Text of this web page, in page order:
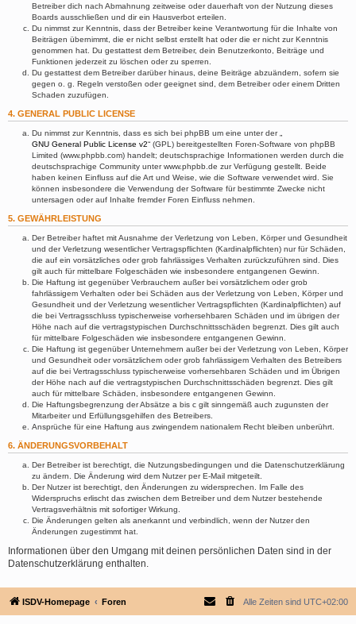
Betreiber dich nach Abmahnung zeitweise oder dauerhaft von der Nutzung dieses
Boards ausschließen und dir ein Hausverbot erteilen.
Du nimmst zur Kenntnis, dass der Betreiber keine Verantwortung für die Inhalte von
Beiträgen übernimmt, die er nicht selbst erstellt hat oder die er nicht zur Kenntnis
genommen hat. Du gestattest dem Betreiber, dein Benutzerkonto, Beiträge und
Funktionen jederzeit zu löschen oder zu sperren.
Du gestattest dem Betreiber darüber hinaus, deine Beiträge abzuändern, sofern sie
gegen o. g. Regeln verstoßen oder geeignet sind, dem Betreiber oder einem Dritten
Schaden zuzufügen.
4. GENERAL PUBLIC LICENSE
Du nimmst zur Kenntnis, dass es sich bei phpBB um eine unter der „
GNU General Public License v2“ (GPL) bereitgestellten Foren-Software von phpBB
Limited (www.phpbb.com) handelt; deutschsprachige Informationen werden durch die
deutschsprachige Community unter www.phpbb.de zur Verfügung gestellt. Beide
haben keinen Einfluss auf die Art und Weise, wie die Software verwendet wird. Sie
können insbesondere die Verwendung der Software für bestimmte Zwecke nicht
untersagen oder auf Inhalte fremder Foren Einfluss nehmen.
5. GEWÄHRLEISTUNG
Der Betreiber haftet mit Ausnahme der Verletzung von Leben, Körper und Gesundheit
und der Verletzung wesentlicher Vertragspflichten (Kardinalpflichten) nur für Schäden,
die auf ein vorsätzliches oder grob fahrlässiges Verhalten zurückzuführen sind. Dies
gilt auch für mittelbare Folgeschäden wie insbesondere entgangenen Gewinn.
Die Haftung ist gegenüber Verbrauchern außer bei vorsätzlichem oder grob
fahrlässigem Verhalten oder bei Schäden aus der Verletzung von Leben, Körper und
Gesundheit und der Verletzung wesentlicher Vertragspflichten (Kardinalpflichten) auf
die bei Vertragsschluss typischerweise vorhersehbaren Schäden und im übrigen der
Höhe nach auf die vertragstypischen Durchschnittsschäden begrenzt. Dies gilt auch
für mittelbare Folgeschäden wie insbesondere entgangenen Gewinn.
Die Haftung ist gegenüber Unternehmern außer bei der Verletzung von Leben, Körper
und Gesundheit oder vorsätzlichem oder grob fahrlässigem Verhalten des Betreibers
auf die bei Vertragsschluss typischerweise vorhersehbaren Schäden und im Übrigen
der Höhe nach auf die vertragstypischen Durchschnittsschäden begrenzt. Dies gilt
auch für mittelbare Schäden, insbesondere entgangenen Gewinn.
Die Haftungsbegrenzung der Absätze a bis c gilt sinngemäß auch zugunsten der
Mitarbeiter und Erfüllungsgehilfen des Betreibers.
Ansprüche für eine Haftung aus zwingendem nationalem Recht bleiben unberührt.
6. ÄNDERUNGSVORBEHALT
Der Betreiber ist berechtigt, die Nutzungsbedingungen und die Datenschutzerklärung
zu ändern. Die Änderung wird dem Nutzer per E-Mail mitgeteilt.
Der Nutzer ist berechtigt, den Änderungen zu widersprechen. Im Falle des
Widerspruchs erlischt das zwischen dem Betreiber und dem Nutzer bestehende
Vertragsverhältnis mit sofortiger Wirkung.
Die Änderungen gelten als anerkannt und verbindlich, wenn der Nutzer den
Änderungen zugestimmt hat.
Informationen über den Umgang mit deinen persönlichen Daten sind in der
Datenschutzerklärung enthalten.
ISDV-Homepage Foren Alle Zeiten sind UTC+02:00